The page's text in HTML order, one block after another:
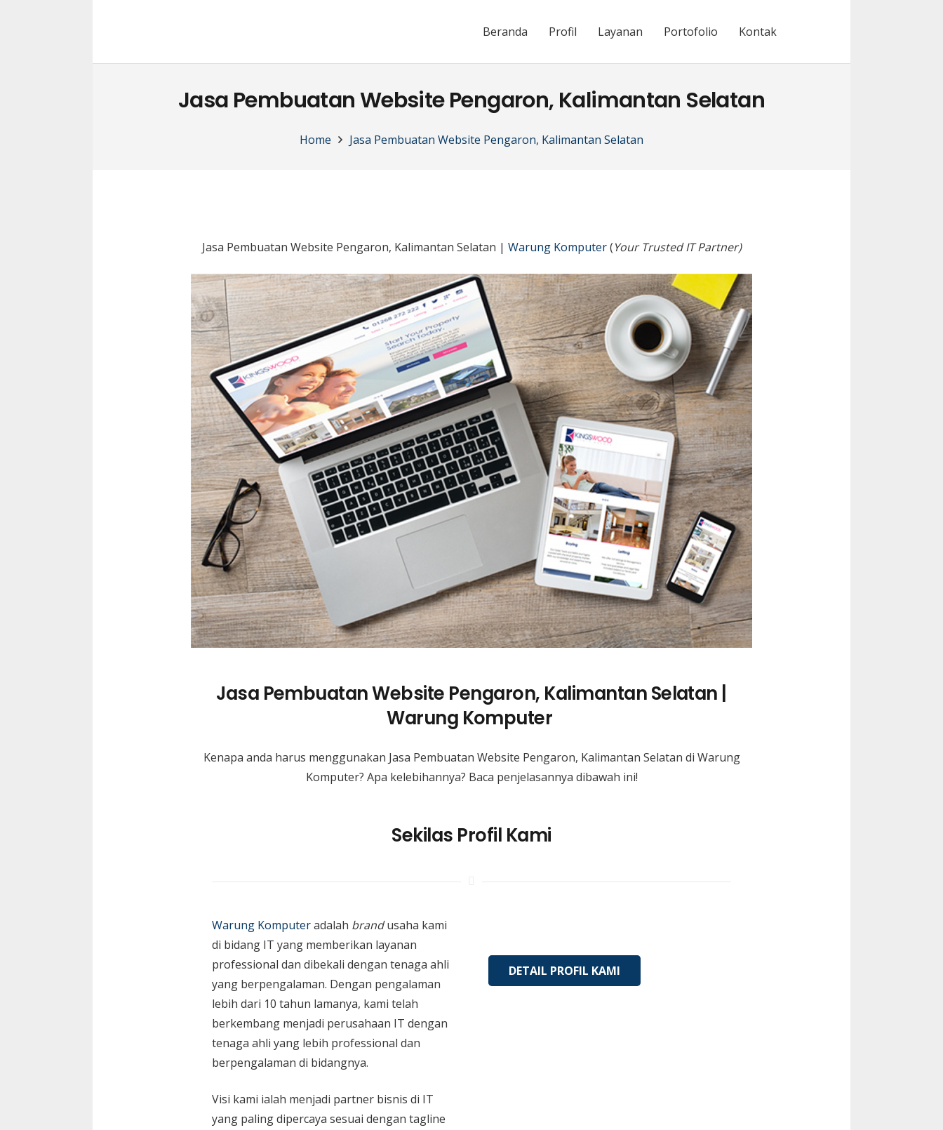
Beranda Profil Layanan Portofolio Kontak
Jasa Pembuatan Website Pengaron, Kalimantan Selatan
Home Jasa Pembuatan Website Pengaron, Kalimantan Selatan
Jasa Pembuatan Website Pengaron, Kalimantan Selatan | Warung Komputer(Your Trusted IT Partner)
Jasa Pembuatan Website Pengaron, Kalimantan Selatan |
Warung Komputer
Kenapa anda harus menggunakan Jasa Pembuatan Website Pengaron, Kalimantan Selatan di Warung
Komputer? Apa kelebihannya? Baca penjelasannya dibawah ini!
Sekilas Profil Kami
Warung Komputeradalah brandusaha kami
di bidang IT yang memberikan layanan
professional dan dibekali dengan tenaga ahli
yang berpengalaman. Dengan pengalaman
lebih dari 10 tahun lamanya, kami telah
berkembang menjadi perusahaan IT dengan
tenaga ahli yang lebih professional dan
berpengalaman di bidangnya.
Visi kami ialah menjadi partner bisnis di IT
yang paling dipercaya sesuai dengan tagline
DETAIL PROFIL KAMI